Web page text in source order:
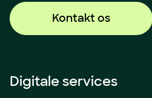
Kontakt os
Digitale services